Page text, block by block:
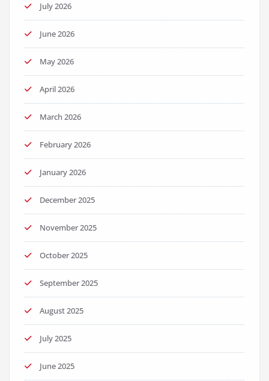
July 2026
June 2026
May 2026
April 2026
March 2026
February 2026
January 2026
December 2025
November 2025
October 2025
September 2025
August 2025
July 2025
June 2025